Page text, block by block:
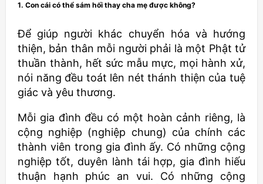
1. Con cái có thể sám hối thay cha mẹ được không?
Để giúp người khác chuyển hóa và hướng
thiện, bản thân mỗi người phải là một Phật tử
thuần thành, hết sức mẫu mực, mọi hành xử,
nói năng đều toát lên nét thánh thiện của tuệ
giác và yêu thương.
Mỗi gia đình đều có một hoàn cảnh riêng, là
cộng nghiệp (nghiệp chung) của chính các
thành viên trong gia đình ấy. Có những cộng
nghiệp tốt, duyên lành tái hợp, gia đình hiếu
thuận hạnh phúc an vui. Có những cộng